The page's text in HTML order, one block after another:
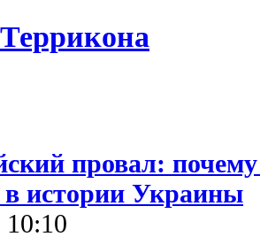
провал:
истории Украины
10:10